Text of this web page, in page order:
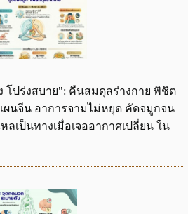
โปร่งสบาย": คืนสมดุลร่างกาย พิชิต
นจีน อาการจามไม่หยุด คัดจมูกจน
เป็นทางเมื่อเจออากาศเปลี่ยน ใน